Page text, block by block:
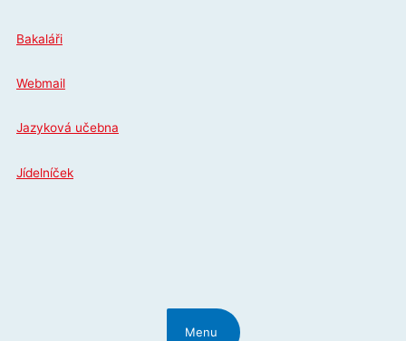
obsah
Bakaláři
Webmail
Jazyková učebna
Jídelníček
Menu